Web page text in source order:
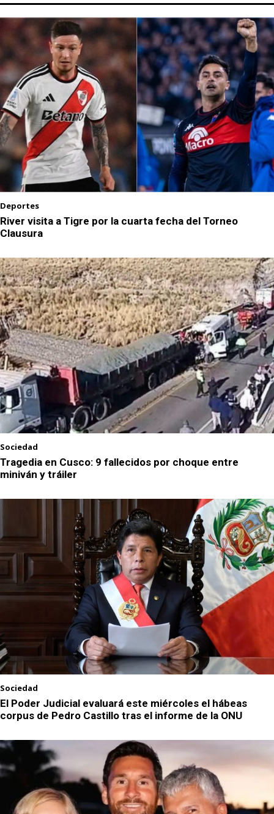
Deportes
River visita a Tigre por la cuarta fecha del Torneo
Clausura
Sociedad
Tragedia en Cusco: 9 fallecidos por choque entre
miniván y tráiler
Sociedad
El Poder Judicial evaluará este miércoles el hábeas
corpus de Pedro Castillo tras el informe de la ONU